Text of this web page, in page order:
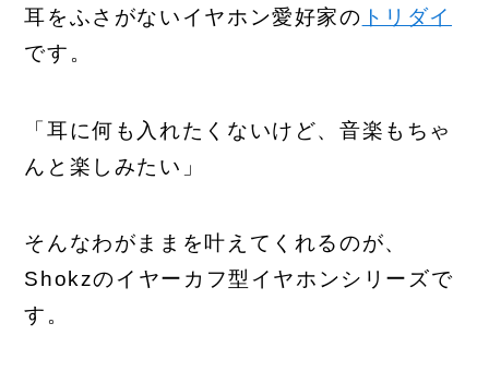
耳をふさがないイヤホン愛好家の トリダイ
です。
「耳に何も入れたくないけど、音楽もちゃ
んと楽しみたい」
そんなわがままを叶えてくれるのが、
Shokzのイヤーカフ型イヤホンシリーズで
す。